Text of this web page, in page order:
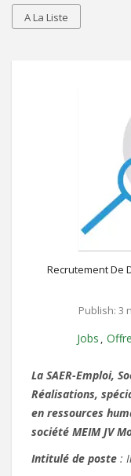
A La Liste
Recrutement De
Publish: 3
Jobs
La SAER-Emploi,
Réalisations,
en ressources
société MEIM JV
Intitulé de poste :